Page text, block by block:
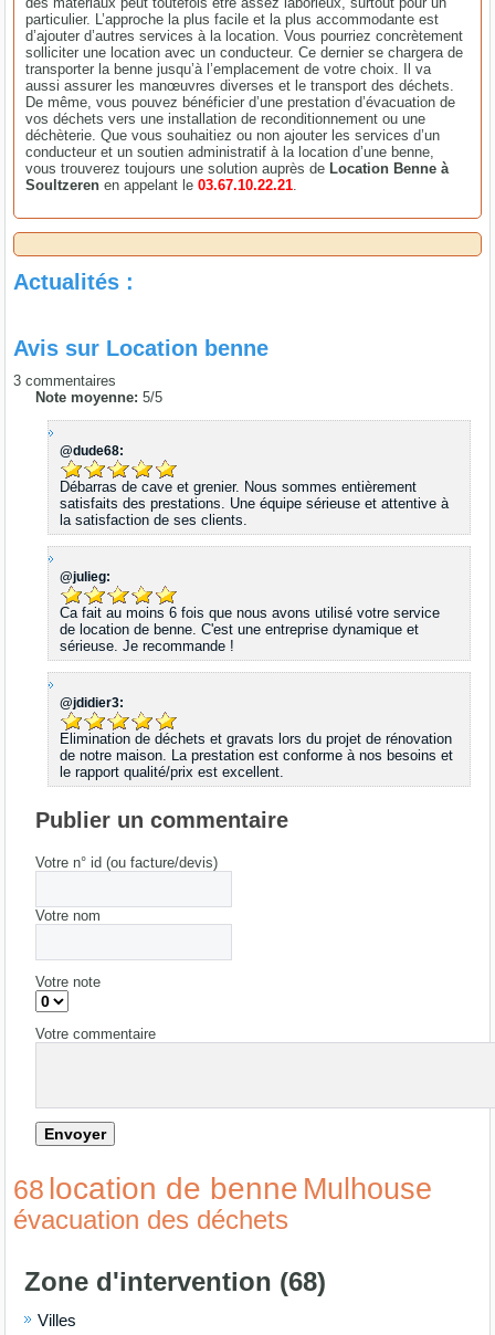
particulier. L’approche la plus facile et la plus accommodante est
d’ajouter d’autres services à la location. Vous pourriez concrètement
solliciter une location avec un conducteur. Ce dernier se chargera de
transporter la benne jusqu’à l’emplacement de votre choix. Il va
aussi assurer les manœuvres diverses et le transport des déchets.
De même, vous pouvez bénéficier d’une prestation d’évacuation de
vos déchets vers une installation de reconditionnement ou une
déchèterie. Que vous souhaitiez ou non ajouter les services d’un
conducteur et un soutien administratif à la location d’une benne,
vous trouverez toujours une solution auprès deLocation Benne à
Soultzerenen appelant le03.67.10.22.21
Actualités :
Avis sur Location benne
3 commentaires
Note moyenne:5/5
@dude68:
Débarras de cave et grenier. Nous sommes entièrement
satisfaits des prestations. Une équipe sérieuse et attentive à
la satisfaction de ses clients.
@julieg:
Ca fait au moins 6 fois que nous avons utilisé votre service
de location de benne. C'est une entreprise dynamique et
sérieuse. Je recommande !
@jdidier3:
Elimination de déchets et gravats lors du projet de rénovation
de notre maison. La prestation est conforme à nos besoins et
le rapport qualité/prix est excellent.
Publier un commentaire
Votre n° id (ou facture/devis)
Votre nom
Votre note
Votre commentaire
68 location de benne Mulhouse
évacuation des déchets
Zone d'intervention (68)
Villes